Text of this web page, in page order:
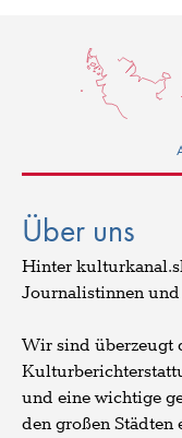
Über uns
Hinter
Journalistinnen
Wir sind überzeugt
und eine wichtige
den großen